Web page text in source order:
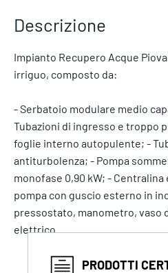
Descrizione
Impianto Recupero Acque
irriguo, composto da:
- Serbatoio modulare medio
Tubazioni di ingresso e troppo
foglie interno autopulente; -
antiturbolenza; - Pompa
monofase 0,90 kW; -
pompa con guscio esterno in
pressostato, manometro, vaso
elettrico.
PRODOTTI